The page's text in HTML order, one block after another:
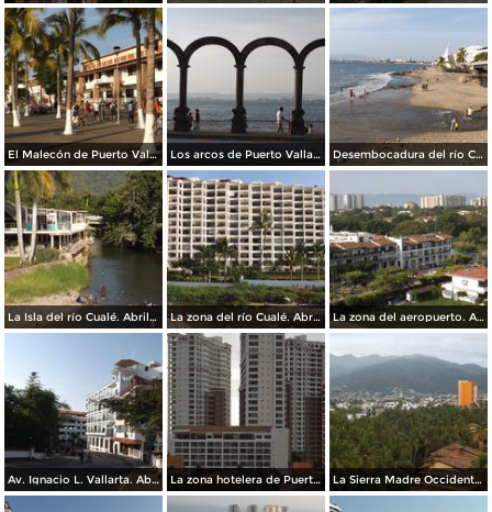
El Malecón de Puerto Vallarta. Abril/2015 Los arcos de Puerto Vallarta. Abril/2015 Desembocadura del río Cualé en la Bahía de Banderas. Abril/2015
La Isla del río Cualé. Abril/2015 La zona del río Cualé. Abril/2015 La zona del aeropuerto. Abril/2015
Av. Ignacio L. Vallarta. Abril/2015 La zona hotelera de Puerto Vallarta. Abril/2015 La Sierra Madre Occidental desde la zona hotelera. Abril/2015